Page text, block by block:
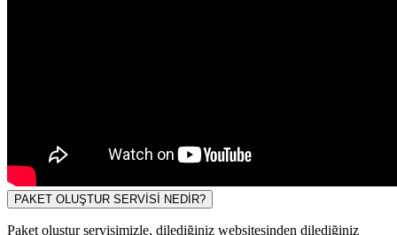
PAKET OLUŞTUR SERVİSİ NEDİR?
Paket oluştur servisimizle, dilediğiniz websitesinden dilediğiniz